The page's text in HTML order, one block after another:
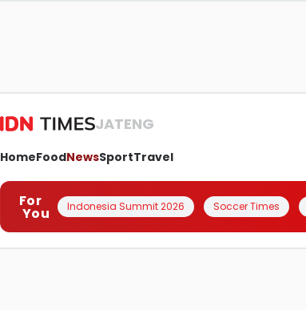
JATENG
HomeFoodNewsSportTravel
For
You Indonesia Summit 2026 Soccer Times